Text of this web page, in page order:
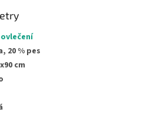
20 % pes
cm